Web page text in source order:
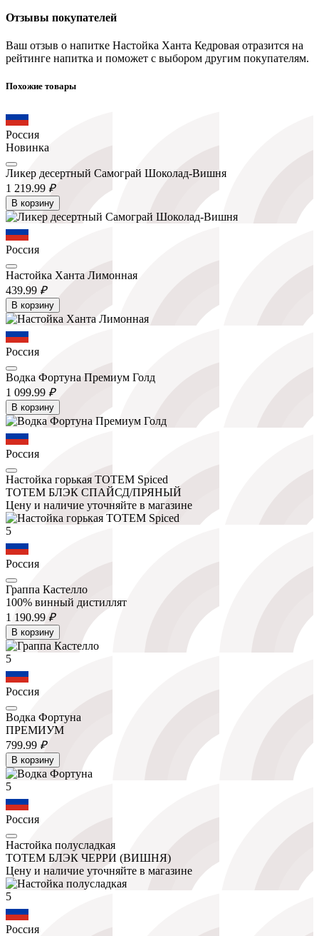
Отзывы покупателей
Ваш отзыв о напитке Настойка Ханта Кедровая отразится на
рейтинге напитка и поможет с выбором другим покупателям.
Похожие товары
Россия
Новинка
Ликер десертный Самограй Шоколад-Вишня
1 219.99 ₽
В корзину
Россия
Настойка Ханта Лимонная
439.99 ₽
В корзину
Россия
Водка Фортуна Премиум Голд
1 099.99 ₽
В корзину
Россия
Настойка горькая ТОТЕМ Spiced
ТОТЕМ БЛЭК СПАЙСД/ПРЯНЫЙ
Цену и наличие уточняйте в магазине
5
Россия
Граппа Кастелло
100% винный дистиллят
1 190.99 ₽
В корзину
5
Россия
Водка Фортуна
ПРЕМИУМ
799.99 ₽
В корзину
5
Россия
Настойка полусладкая
ТОТЕМ БЛЭК ЧЕРРИ (ВИШНЯ)
Цену и наличие уточняйте в магазине
5
Россия